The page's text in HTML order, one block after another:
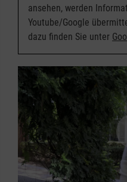
ansehen, werden
Youtube/Google
dazu finden Sie unter